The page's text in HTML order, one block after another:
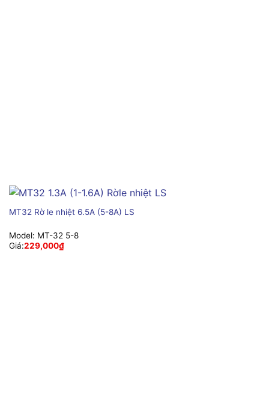
MT32 Rờ le nhiệt 6.5A (5-8A) LS
Model: MT-32 5-8
Giá:229,000₫